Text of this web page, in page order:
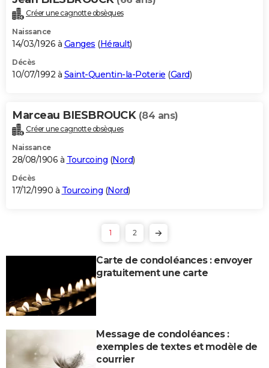
Créer une cagnotte obsèques
Naissance
14/03/1926 à Ganges (Hérault)
Décès
10/07/1992 à Saint-Quentin-la-Poterie (Gard)
Marceau BIESBROUCK (84 ans)
Créer une cagnotte obsèques
Naissance
28/08/1906 à Tourcoing (Nord)
Décès
17/12/1990 à Tourcoing (Nord)
1 2
Carte de condoléances : envoyer
gratuitement une carte
Message de condoléances :
exemples de textes et modèle de
courrier